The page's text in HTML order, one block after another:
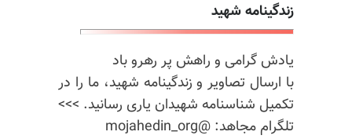
زندگینامه شهید
یادش گرامی و راهش پر رهرو باد
با ارسال تصاویر و زندگینامه شهید، ما را در
تکمیل شناسنامه شهیدان یاری رسانید. >>>
تلگرام مجاهد: @mojahedin_org